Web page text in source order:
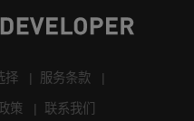
择 服务条款
策 联系我们